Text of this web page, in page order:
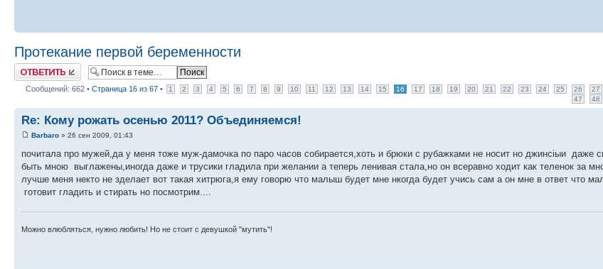
Протекание первой беременности
Ответить
Сообщений: 662 • Страница 16 из 67 • 1 2 3 4 5 6 7 8 9 10 11 12 13 14 15 16 17 18 19 20 21 22 23 24 25 26 27
47
48
Re: Кому рожать осенью 2011? Объединяемся!
Barbaro » 26 сен 2009, 01:43
почитала про мужей,да у меня тоже муж-дамочка по паро часов собирается,хоть и брюки с рубажками не носит но джинсіыи даже
быть мною выглажены,иногда даже и трусики гладила при желании а теперь ленивая стала,но он всеравно ходит как теленок за
лучше меня некто не зделает вот такая хитрюга,я ему говорю что малыш будет мне нкогда будет учись сам а он мне в ответ что
готовит гладить и стирать но посмотрим....
Можно влюбляться, нужно любить! Но не стоит с девушкой "мутить"!